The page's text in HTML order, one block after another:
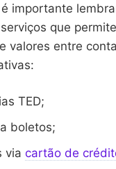
importante
que
valores entre
TED;
boletos;
via cartão de